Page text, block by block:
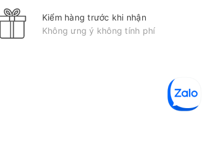
Kiểm hàng trước khi nhận
Không ưng ý không tính phí